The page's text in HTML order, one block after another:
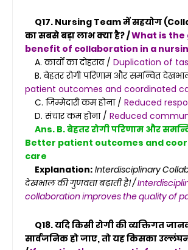
Q17. Nursing Team में सहयोग
का सबसे बड़ा लाभ क्या है? /What is
benefit of collaboration in a
A. कार्यों का दोहराव / Duplication of
B. बेहतर रोगी परिणाम और समन्वित
patient outcomes and coordinated
C. जिम्मेदारी कम होना / Reduced
D. संचार कम होना / Reduced
Ans. B. बेहतर रोगी परिणाम और
Better patient outcomes and
care
Explanation: Interdisciplinary
देखभाल की गुणवत्ता बढ़ाती है। /
collaboration improves the quality of
Q18. यदि किसी रोगी की व्यक्तिगत
सार्वजनिक हो जाए, तो यह किसका